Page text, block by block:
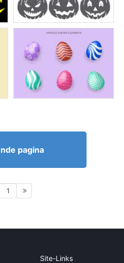
pagina
1
Site-Links